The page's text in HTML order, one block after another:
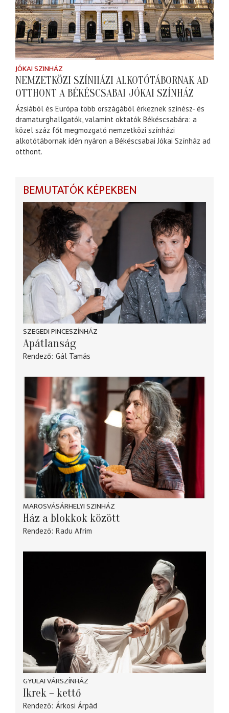
JÓKAI SZINHÁZ
NEMZETKÖZI SZÍNHÁZI ALKOTÓTÁBORNAK AD
OTTHONT A BÉKÉSCSABAI JÓKAI SZÍNHÁZ
Ázsiából és Európa több országából érkeznek színész- és
dramaturghallgatók, valamint oktatók Békéscsabára: a
közel száz főt megmozgató nemzetközi színházi
alkotótábornak idén nyáron a Békéscsabai Jókai Színház ad
otthont.
BEMUTATÓK KÉPEKBEN
SZEGEDI PINCESZÍNHÁZ
Apátlanság
Rendező Gál Tamás
MAROSVÁSÁRHELYI SZINHÁZ
Ház a blokkok között
Rendező Radu Afrim
GYULAI VÁRSZÍNHÁZ
Ikrek – kettő
Rendező Árkosi Árpád